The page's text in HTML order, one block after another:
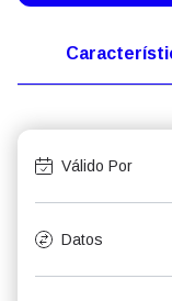
Válido Por
Datos